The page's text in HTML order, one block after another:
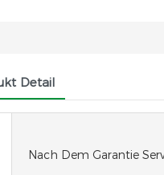
Detail
Nach Dem Garantie